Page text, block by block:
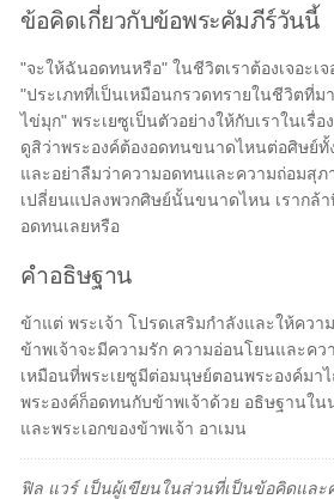
ข้อคิดเกี่ยวกับข้อพระคัมภีร์วันนี้
"จะให้ฉันอดทนหรือ" ในชีวิตเราต้องเจอะเ
"ประเภทที่เป็นเหมือนกรวดทรายในชีวิตที่ม
ไข่มุก" พระเยซูเป็นตัวอย่างให้กับเราในเรื่
ดูสิว่าพระองค์ต้องอดทนขนาดไหนต่อศิษย์ทั้
และอย่าลืมว่าความอดทนและความถ่อมสุภ
เปลี่ยนแปลงพวกศิษย์นั้นขนาดไหน เรากล้า
อดทนเลยหรือ
คำอธิษฐาน
ข้าแต่ พระเจ้า โปรดเสริมกำลังและให้ควา
ข้าพเจ้าจะมีความรัก ความอ่อนโยนและค
เหมือนที่พระเยซูมีต่อมนุษย์ตอนพระองค์มา
พระองค์ก็อดทนกับข้าพเจ้าด้วย อธิษฐานใน
และพระเอกของข้าพเจ้า อาเมน
ฟิล แวร์ เป็นผู้เขียนในส่วนที่เป็นข้อคิดแล